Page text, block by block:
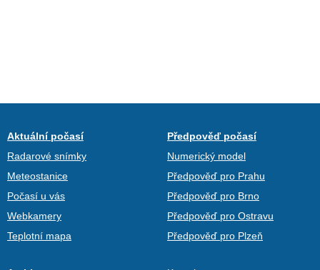
Aktuální počasí
Radarové snímky
Meteostanice
Počasí u vás
Webkamery
Teplotní mapa
Předpověď počasí
Numerický model
Předpověď pro Prahu
Předpověď pro Brno
Předpověď pro Ostravu
Předpověď pro Plzeň